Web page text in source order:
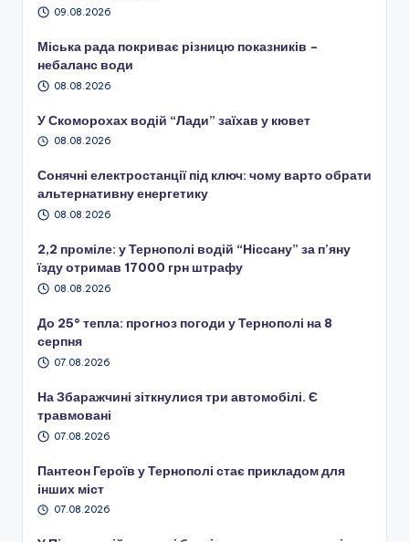
09.08.2026
Міська рада покриває різницю показників –
небаланс води
08.08.2026
У Скоморохах водій “Лади” заїхав у кювет
08.08.2026
Сонячні електростанції під ключ: чому варто обрати
альтернативну енергетику
08.08.2026
2,2 проміле: у Тернополі водій “Ніссану” за п’яну
їзду отримав 17000 грн штрафу
08.08.2026
До 25° тепла: прогноз погоди у Тернополі на 8
серпня
07.08.2026
На Збаражчині зіткнулися три автомобілі. Є
травмовані
07.08.2026
Пантеон Героїв у Тернополі стає прикладом для
інших міст
07.08.2026